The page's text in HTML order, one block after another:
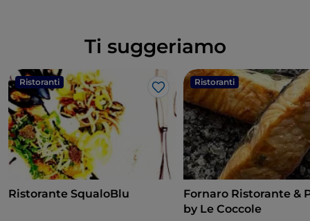
Ti suggeriamo
Ristoranti
Like
Ristorante SqualoBlu
Ristoranti
Fornaro Ristorante &
by Le Coccole